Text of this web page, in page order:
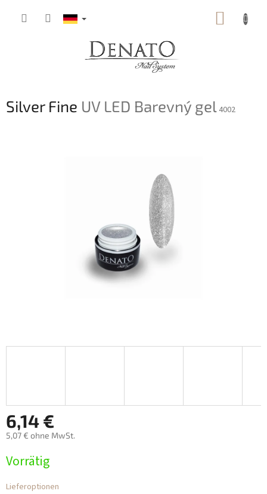
Silver Fine UV LED Barevný gel 4002
6,14 €
5,07 € ohne MwSt.
Vorrätig
Lieferoptionen